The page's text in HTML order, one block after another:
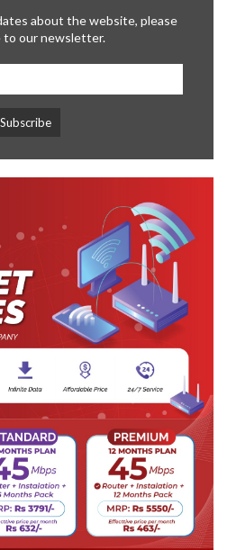
about the website, please
to our newsletter.